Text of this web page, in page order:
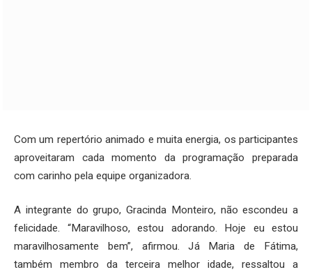
Com um repertório animado e muita energia, os participantes
aproveitaram cada momento da programação preparada
com carinho pela equipe organizadora.
A integrante do grupo, Gracinda Monteiro, não escondeu a
felicidade. “Maravilhoso, estou adorando. Hoje eu estou
maravilhosamente bem”, afirmou. Já Maria de Fátima,
também membro da terceira melhor idade, ressaltou a